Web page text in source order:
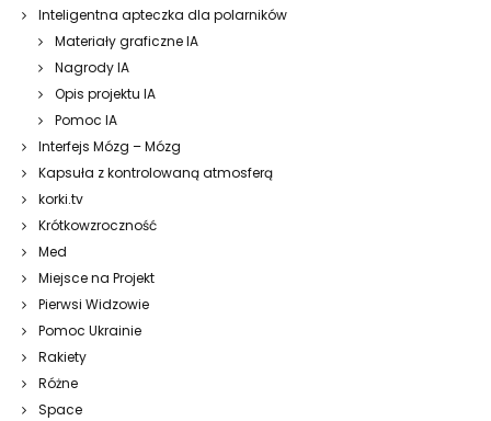
Inteligentna apteczka dla polarników
Materiały graficzne IA
Nagrody IA
Opis projektu IA
Pomoc IA
Interfejs Mózg – Mózg
Kapsuła z kontrolowaną atmosferą
korki.tv
Krótkowzroczność
Med
Miejsce na Projekt
Pierwsi Widzowie
Pomoc Ukrainie
Rakiety
Różne
Space